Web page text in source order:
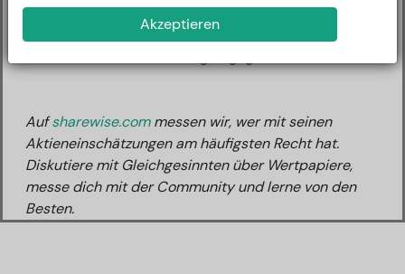
Neueste Ratings
Aufsharewise.commessen wir, wer mit seinen
Aktieneinschätzungen am häufigsten Recht hat.
Diskutiere mit Gleichgesinnten über Wertpapiere,
messe dich mit der Community und lerne von den
Besten.
Akzeptieren